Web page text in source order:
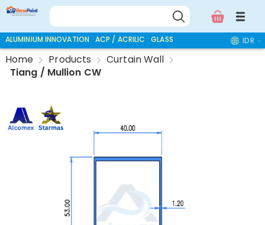
ALUMINIUM INNOVATION ACP / ACRILIC GLASS ACCESSORIES IDR
Home Products
Curtain Wall
Tiang / Mullion CW